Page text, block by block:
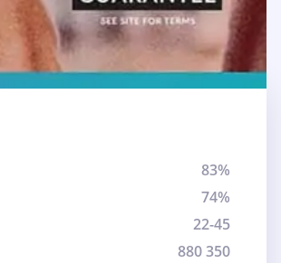
83%
74%
22-45
880 350